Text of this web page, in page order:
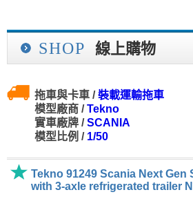
SHOP 線上購物
拖車與卡車 /裝載運輸拖車
模型廠商 /Tekno
實車廠牌 /SCANIA
模型比例 / 1/50
Tekno 91249 Scania Next Gen
with 3-axle refrigerated trailer